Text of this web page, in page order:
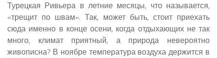
Турецкая Ривьера в летние месяцы, что называется,
«трещит по швам». Так, может быть, стоит приехать
сюда именно в конце осени, когда отдыхающих не так
много, климат приятный, а природа невероятно
живописна? В ноябре температура воздуха держится в